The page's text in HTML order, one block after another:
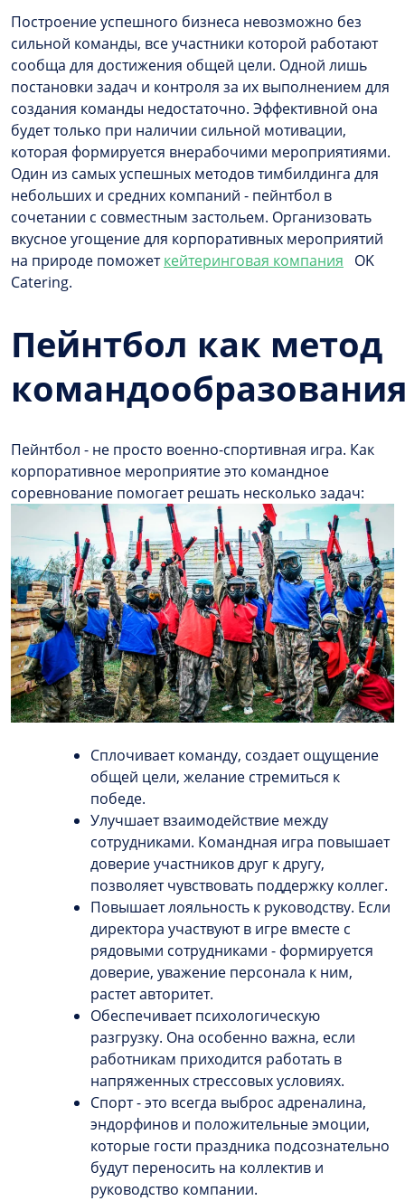
Построение успешного бизнеса невозможно без
сильной команды, все участники которой работают
сообща для достижения общей цели. Одной лишь
постановки задач и контроля за их выполнением для
создания команды недостаточно. Эффективной она
будет только при наличии сильной мотивации,
которая формируется внерабочими мероприятиями.
Один из самых успешных методов тимбилдинга для
небольших и средних компаний - пейнтбол в
сочетании с совместным застольем. Организовать
вкусное угощение для корпоративных мероприятий
на природе поможеткейтеринговая компания OK
Catering.
Пейнтбол как метод
Пейнтбол - не просто военно-спортивная игра. Как
корпоративное мероприятие это командное
соревнование помогает решать несколько задач:
Сплочивает команду, создает ощущение
общей цели, желание стремиться к
победе.
Улучшает взаимодействие между
сотрудниками. Командная игра повышает
доверие участников друг к другу,
позволяет чувствовать поддержку коллег.
Повышает лояльность к руководству. Если
директора участвуют в игре вместе с
рядовыми сотрудниками - формируется
доверие, уважение персонала к ним,
растет авторитет.
Обеспечивает психологическую
разгрузку. Она особенно важна, если
работникам приходится работать в
напряженных стрессовых условиях.
Спорт - это всегда выброс адреналина,
эндорфинов и положительные эмоции,
которые гости праздника подсознательно
будут переносить на коллектив и
руководство компании.